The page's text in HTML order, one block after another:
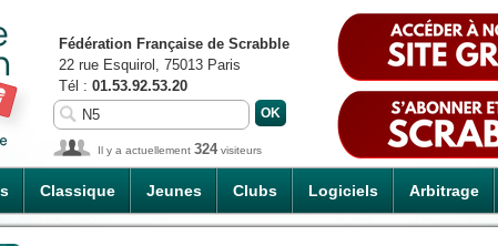
Classique Jeunes Clubs Logiciels Arbitrage
Fédération Française de Scrabble
22 rue Esquirol, 75013 Paris
Tél : 01.53.92.53.20
Il y a actuellement 324visiteurs